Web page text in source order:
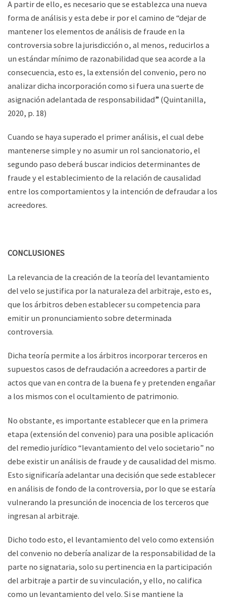
A partir de ello, es necesario que se establezca una nueva
forma de análisis y esta debe ir por el camino de “dejar de
mantener los elementos de análisis de fraude en la
controversia sobre la jurisdicción o, al menos, reducirlos a
un estándar mínimo de razonabilidad que sea acorde a la
consecuencia, esto es, la extensión del convenio, pero no
analizar dicha incorporación como si fuera una suerte de
asignación adelantada de responsabilidad” (Quintanilla,
2020, p. 18)
Cuando se haya superado el primer análisis, el cual debe
mantenerse simple y no asumir un rol sancionatorio, el
segundo paso deberá buscar indicios determinantes de
fraude y el establecimiento de la relación de causalidad
entre los comportamientos y la intención de defraudar a los
acreedores.
CONCLUSIONES
La relevancia de la creación de la teoría del levantamiento
del velo se justifica por la naturaleza del arbitraje, esto es,
que los árbitros deben establecer su competencia para
emitir un pronunciamiento sobre determinada
controversia.
Dicha teoría permite a los árbitros incorporar terceros en
supuestos casos de defraudación a acreedores a partir de
actos que van en contra de la buena fe y pretenden engañar
a los mismos con el ocultamiento de patrimonio.
No obstante, es importante establecer que en la primera
etapa (extensión del convenio) para una posible aplicación
del remedio jurídico “levantamiento del velo societario” no
debe existir un análisis de fraude y de causalidad del mismo.
Esto significaría adelantar una decisión que sede establecer
en análisis de fondo de la controversia, por lo que se estaría
vulnerando la presunción de inocencia de los terceros que
ingresan al arbitraje.
Dicho todo esto, el levantamiento del velo como extensión
del convenio no debería analizar de la responsabilidad de la
parte no signataria, solo su pertinencia en la participación
del arbitraje a partir de su vinculación, y ello, no califica
como un levantamiento del velo. Si se mantiene la